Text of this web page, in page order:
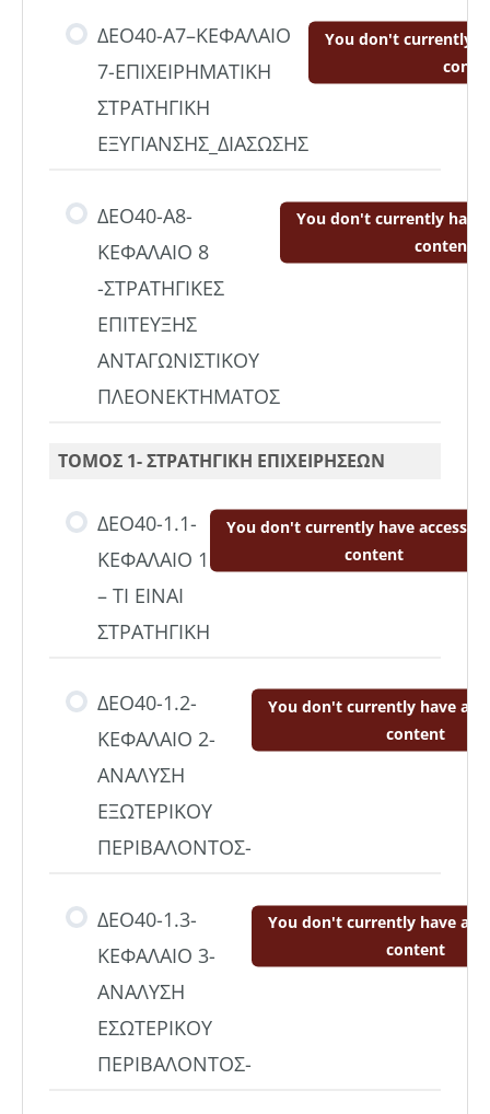
ΔΕΟ40-A7–ΚΕΦΑΛΑΙΟ
7-ΕΠΙΧΕΙΡΗΜΑΤΙΚΗ
ΣΤΡΑΤΗΓΙΚΗ
ΕΞΥΓΙΑΝΣΗΣ_ΔΙΑΣΩΣΗΣ
You don't currently
ΔΕΟ40-Α8-
ΚΕΦΑΛΑΙΟ 8
-ΣΤΡΑΤΗΓΙΚΕΣ
ΕΠΙΤΕΥΞΗΣ
ΑΝΤΑΓΩΝΙΣΤΙΚΟΥ
ΠΛΕΟΝΕΚΤΗΜΑΤΟΣ
You don't currently have
content
ΤΟΜΟΣ 1- ΣΤΡΑΤΗΓΙΚΗ ΕΠΙΧΕΙΡΗΣΕΩΝ
ΔΕΟ40-1.1-
ΚΕΦΑΛΑΙΟ 1
– ΤΙ ΕΙΝΑΙ
ΣΤΡΑΤΗΓΙΚΗ
You don't currently have access
content
ΔΕΟ40-1.2-
ΚΕΦΑΛΑΙΟ 2-
ΑΝΑΛΥΣΗ
ΕΞΩΤΕΡΙΚΟΥ
ΠΕΡΙΒΑΛΟΝΤΟΣ-
You don't currently have
content
ΔΕΟ40-1.3-
ΚΕΦΑΛΑΙΟ 3-
ΑΝΑΛΥΣΗ
ΕΣΩΤΕΡΙΚΟΥ
ΠΕΡΙΒΑΛΟΝΤΟΣ-
You don't currently have
content